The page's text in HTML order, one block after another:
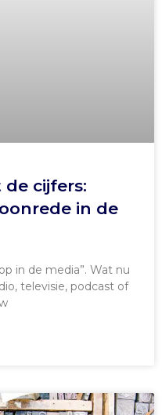
cijfers:
in de
in de media”. Wat nu
televisie, podcast of